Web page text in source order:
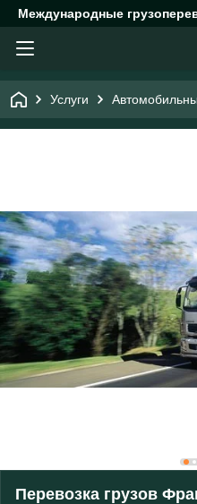
Международные
Услуги
Перевозка грузов